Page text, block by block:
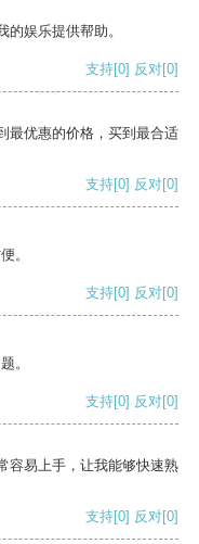
娱乐提供帮助。
支持[0] 反对[0]
最优惠的价格，买到最合适
支持[0] 反对[0]
。
支持[0] 反对[0]
。
支持[0] 反对[0]
容易上手，让我能够快速熟
支持[0] 反对[0]